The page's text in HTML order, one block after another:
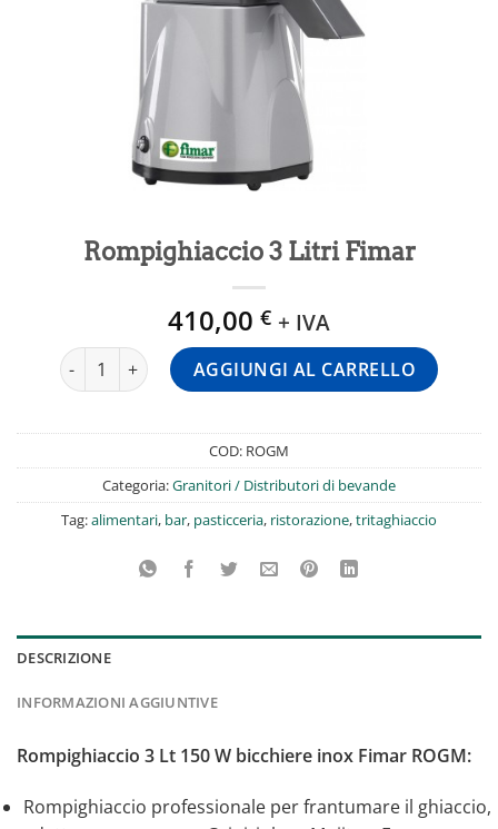
Rompighiaccio 3 Litri Fimar
410,00 € + IVA
Rompighiaccio 3 Litri Fimar quantità
AGGIUNGI AL CARRELLO
COD: ROGM
Categoria:Granitori / Distributori di bevande
Tag:alimentari, bar, pasticceria, ristorazione,tritaghiaccio
DESCRIZIONE
INFORMAZIONI AGGIUNTIVE
Rompighiaccio 3 Lt 150 W bicchiere inox Fimar ROGM:
Rompighiaccio professionale per frantumare il ghiaccio,